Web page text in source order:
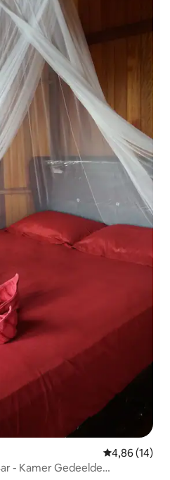
Gemiddelde
4,86 (14)
- Kamer Gedeelde